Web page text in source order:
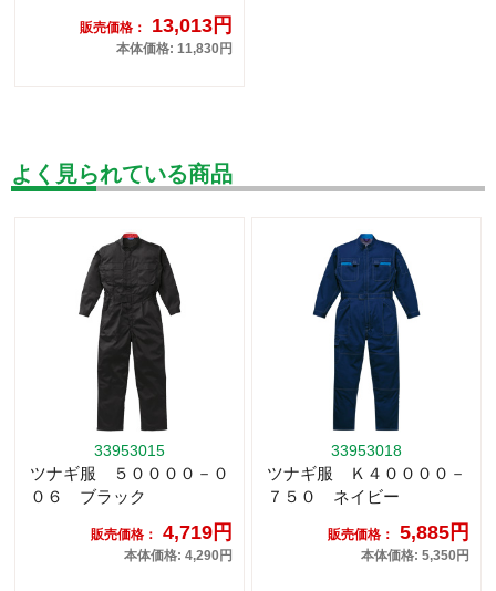
販売価格： 13,013円
本体価格: 11,830円
よく見られている商品
33953015
ツナギ服 ５００００－０
０６ ブラック
販売価格： 4,719円
本体価格: 4,290円
33953018
ツナギ服 Ｋ４００００－
７５０ ネイビー
販売価格： 5,885円
本体価格: 5,350円